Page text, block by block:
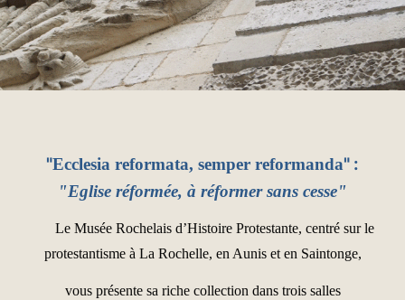
"Ecclesia reformata, semper reformanda" :
"Eglise réformée, à réformer sans cesse"
Le Musée Rochelais d’Histoire Protestante, centré sur le
protestantisme à La Rochelle, en Aunis et en Saintonge,
vous présente sa riche collection dans trois salles